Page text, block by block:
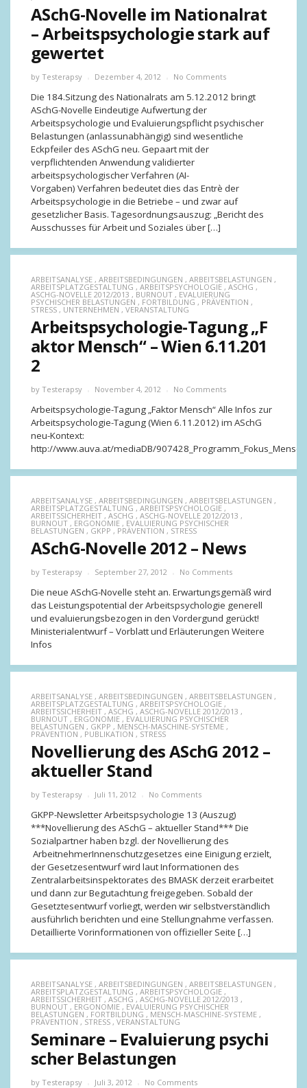
ASchG-Novelle im Nationalrat
– Arbeitspsychologie stark auf
gewertet
by Testerapsy Dezember 4, 2012 No Comments
Die 184.Sitzung des Nationalrats am 5.12.2012 bringt
ASchG-Novelle Eindeutige Aufwertung der
Arbeitspsychologie und Evaluierungspflicht psychischer
Belastungen (anlassunabhängig) sind wesentliche
Eckpfeiler des ASchG neu. Gepaart mit der
verpflichtenden Anwendung validierter
arbeitspsychologischer Verfahren (AI-
Vorgaben) Verfahren bedeutet dies das Entrè der
Arbeitspsychologie in die Betriebe – und zwar auf
gesetzlicher Basis. Tagesordnungsauszug: „Bericht des
Ausschusses für Arbeit und Soziales über […]
ARBEITSANALYSE , ARBEITSBEDINGUNGEN , ARBEITSBELASTUNGEN ,
ARBEITSPLATZGESTALTUNG , ARBEITSPSYCHOLOGIE , ASCHG ,
ASCHG-NOVELLE 2012/2013 , BURNOUT , EVALUIERUNG
PSYCHISCHER BELASTUNGEN , FORTBILDUNG , PRÄVENTION ,
STRESS , UNTERNEHMEN , VERANSTALTUNG
Arbeitspsychologie-Tagung „F
aktor Mensch“ – Wien 6.11.201
2
by Testerapsy November 4, 2012 No Comments
Arbeitspsychologie-Tagung „Faktor Mensch“ Alle Infos zur
Arbeitspsychologie-Tagung (Wien 6.11.2012) im ASchG
neu-Kontext:
http://www.auva.at/mediaDB/
ARBEITSANALYSE , ARBEITSBEDINGUNGEN , ARBEITSBELASTUNGEN ,
ARBEITSPLATZGESTALTUNG , ARBEITSPSYCHOLOGIE ,
ARBEITSSICHERHEIT , ASCHG , ASCHG-NOVELLE 2012/2013 ,
BURNOUT , ERGONOMIE , EVALUIERUNG PSYCHISCHER
BELASTUNGEN , GKPP , PRÄVENTION , STRESS
ASchG-Novelle 2012 – News
by Testerapsy September 27, 2012 No Comments
Die neue ASchG-Novelle steht an. Erwartungsgemäß wird
das Leistungspotential der Arbeitspsychologie generell
und evaluierungsbezogen in den Vordergund gerückt!
Ministerialentwurf – Vorblatt und Erläuterungen Weitere
Infos
ARBEITSANALYSE , ARBEITSBEDINGUNGEN , ARBEITSBELASTUNGEN ,
ARBEITSPLATZGESTALTUNG , ARBEITSPSYCHOLOGIE ,
ARBEITSSICHERHEIT , ASCHG , ASCHG-NOVELLE 2012/2013 ,
BURNOUT , ERGONOMIE , EVALUIERUNG PSYCHISCHER
BELASTUNGEN , GKPP , MENSCH-MASCHINE-SYSTEME ,
PRÄVENTION , PUBLIKATION , STRESS
Novellierung des ASchG 2012 –
aktueller Stand
by Testerapsy Juli 11, 2012 No Comments
GKPP-Newsletter Arbeitspsychologie 13 (Auszug)
***Novellierung des ASchG – aktueller Stand*** Die
Sozialpartner haben bzgl. der Novellierung des
ArbeitnehmerInnenschutzgesetzes eine Einigung erzielt,
der Gesetzesentwurf wird laut Informationen des
Zentralarbeitsinspektorates des BMASK derzeit erarbeitet
und dann zur Begutachtung freigegeben. Sobald der
Gesetztesentwurf vorliegt, werden wir selbstverständlich
ausführlich berichten und eine Stellungnahme verfassen.
Detaillierte Vorinformationen von offizieller Seite […]
ARBEITSANALYSE , ARBEITSBEDINGUNGEN , ARBEITSBELASTUNGEN ,
ARBEITSPLATZGESTALTUNG , ARBEITSPSYCHOLOGIE ,
ARBEITSSICHERHEIT , ASCHG , ASCHG-NOVELLE 2012/2013 ,
BURNOUT , ERGONOMIE , EVALUIERUNG PSYCHISCHER
BELASTUNGEN , FORTBILDUNG , MENSCH-MASCHINE-SYSTEME ,
PRÄVENTION , STRESS , VERANSTALTUNG
Seminare – Evaluierung psychi
scher Belastungen
by Testerapsy Juli 3, 2012 No Comments